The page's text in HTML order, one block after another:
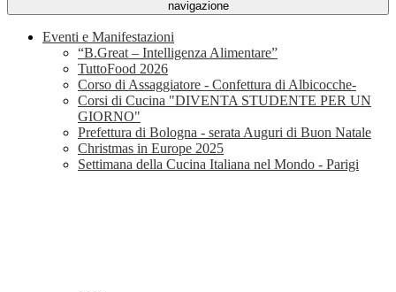
navigazione
Eventi e Manifestazioni
“B.Great – Intelligenza Alimentare”
TuttoFood 2026
Corso di Assaggiatore - Confettura di Albicocche-
Corsi di Cucina "DIVENTA STUDENTE PER UN
GIORNO"
Prefettura di Bologna - serata Auguri di Buon Natale
Christmas in Europe 2025
Settimana della Cucina Italiana nel Mondo - Parigi